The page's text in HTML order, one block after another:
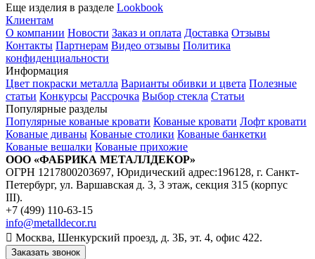
Еще изделия в разделе Lookbook
Клиентам
О компании Новости Заказ и оплата Доставка Отзывы
Контакты Партнерам Видео отзывы Политика
конфиденциальности
Информация
Цвет покраски металла Варианты обивки и цвета Полезные
статьи Конкурсы Рассрочка Выбор стекла Статьи
Популярные разделы
Популярные кованые кровати Кованые кровати Лофт кровати
Кованые диваны Кованые столики Кованые банкетки
Кованые вешалки Кованые прихожие
ООО «ФАБРИКА МЕТАЛЛДЕКОР»
ОГРН 1217800203697, Юридический адрес:196128, г. Санкт-
Петербург, ул. Варшавская д. 3, 3 этаж, секция 315 (корпус
III).
+7 (499) 110-63-15
info@metalldecor.ru
Москва, Шенкурский проезд, д. 3Б, эт. 4, офис 422.
Заказать звонок